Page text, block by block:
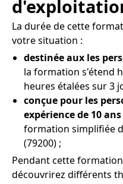
La durée de cette
votre situation :
destinée aux les
la formation s'étend
heures étalées sur 3
conçue pour les
expérience de 10
formation simplifiée
(79200) ;
Pendant cette
découvrirez différents